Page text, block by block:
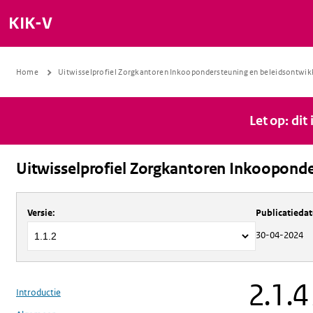
KIK-V
Home Uitwisselprofiel Zorgkantoren Inkoopondersteuning en
Let op: dit
Uitwisselprofiel Zorgkantoren
Over Uitwisselprofiel Zorgkantoren
Versie:
30-04-2024
Introductie